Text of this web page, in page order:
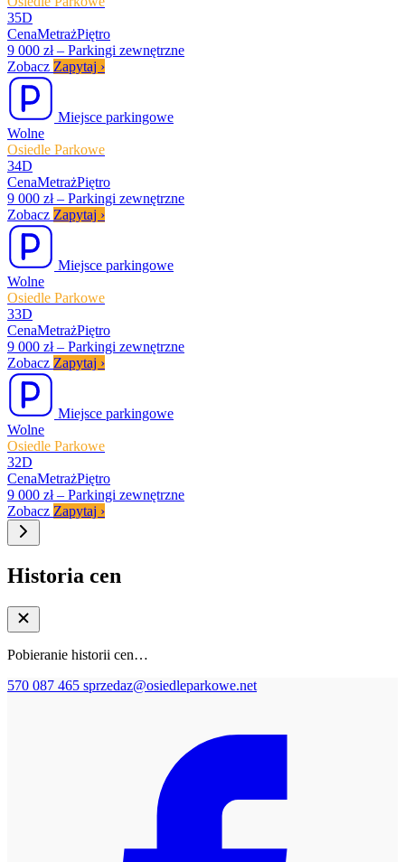
35D
CenaMetrażPiętro
9 000 zł – Parkingi zewnętrzne
Zobacz Zapytaj ›
Miejsce parkingowe
Wolne
Osiedle Parkowe
34D
CenaMetrażPiętro
9 000 zł – Parkingi zewnętrzne
Zobacz Zapytaj ›
Miejsce parkingowe
Wolne
Osiedle Parkowe
33D
CenaMetrażPiętro
9 000 zł – Parkingi zewnętrzne
Zobacz Zapytaj ›
Miejsce parkingowe
Wolne
Osiedle Parkowe
32D
CenaMetrażPiętro
9 000 zł – Parkingi zewnętrzne
Zobacz Zapytaj ›
Historia cen
Pobieranie historii cen…
570 087 465 sprzedaz@osiedleparkowe.net